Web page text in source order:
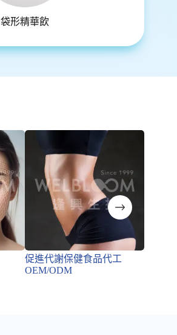
袋形精華飲
促進代謝保健食品代工
OEM/ODM